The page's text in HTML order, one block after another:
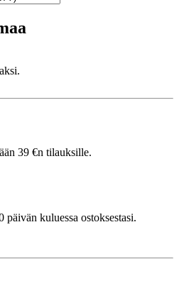
39 €n tilauksille.
päivän kuluessa ostoksestasi.